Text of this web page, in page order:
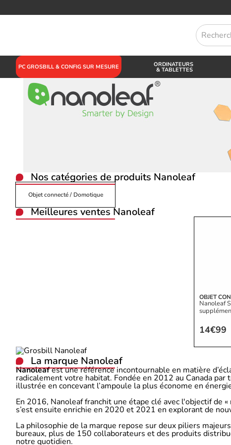
PC GROSBILL & CONFIG SUR MESURE ORDINATEURS
& TABLETTES
Nos catégories de produits Nanoleaf
Objet connecté / Domotique
Meilleures ventes Nanoleaf
OBJET
Nanoleaf
14€99
La marque Nanoleaf
Nanoleafest une référence incontournable en matière
radicalement votre habitat. Fondée en 2012 au Canada
illustrée en concevant l’ampoule la plus économe en
En 2016, Nanoleaf franchit une étape clé avec l'objectif de
s’est ensuite enrichie en 2020 et 2021 en explorant de
La philosophie de la marque repose sur deux piliers
bureaux, plus de 150 collaborateurs et des produits
notre quotidien.